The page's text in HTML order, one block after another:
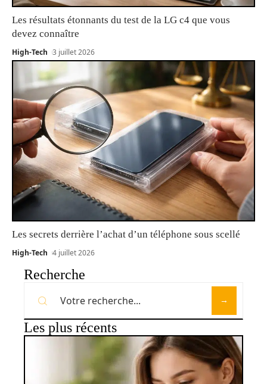
Les résultats étonnants du test de la LG c4 que vous
devez connaître
High-Tech 3 juillet 2026
Les secrets derrière l’achat d’un téléphone sous scellé
High-Tech 4 juillet 2026
Recherche
Les plus récents